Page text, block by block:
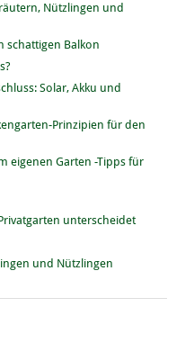
Nützlingen und
schattigen Balkon
Solar, Akku und
Prinzipien für den
eigenen Garten -Tipps für
unterscheidet
und Nützlingen